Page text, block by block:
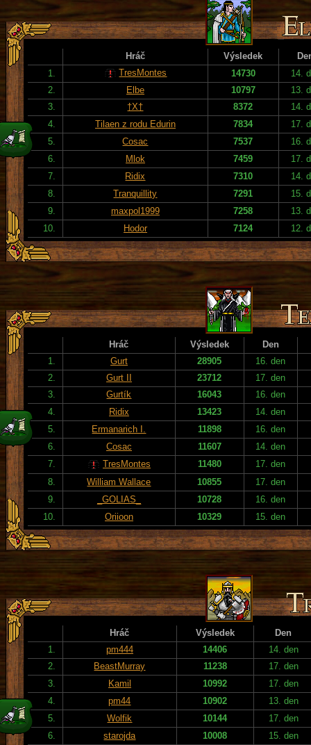
Hráč Výsledek
1.
TresMontes 14730
14.
2.
Elbe 10797
13.
3.
†X† 8372
14.
4.
Tilaen z rodu Edurin 7834
17.
5.
Cosac 7537
16.
6.
Mlok 7459
17.
7.
Ridix 7310
14.
8.
Tranquillity 7291
15.
9.
maxpol1999 7258
13.
10.
Hodor 7124 12.
Hráč Výsledek
Den
1.
Gurt 28905
16. den
2.
Gurt II 23712
17. den
3.
Gurtík 16043
16. den
4.
Ridix 13423
14. den
5.
Ermanarich I. 11898
16. den
6.
Cosac 11607
14. den
7.
TresMontes 11480
17. den
8.
William Wallace 10855
17. den
9.
_GOLIAS_ 10728
16. den
10.
Oriioon 10329 15. den
Hráč Výsledek
Den
1.
pm444 14406
14. den
2.
BeastMurray 11238
17. den
3.
Kamil 10992
17. den
4.
pm44 10902
13. den
5.
Wolfik 10144
17. den
6.
starojda 10008
15. den